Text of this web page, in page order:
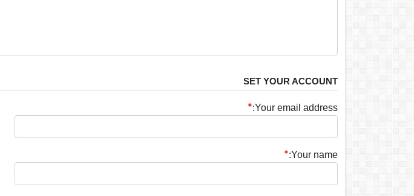
SET YOUR ACCOUNT
Your email address:
Your name: